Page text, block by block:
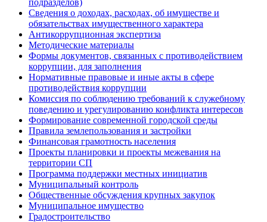
Сведения о доходах, расходах, об имуществе и
обязательствах имущественного характера
Антикоррупционная экспертиза
Методические материалы
Формы документов, связанных с противодействием
коррупции, для заполнения
Нормативные правовые и иные акты в сфере
противодействия коррупции
Комиссия по соблюдению требований к служебному
поведению и урегулированию конфликта интересов
Формирование современной городской среды
Правила землепользования и застройки
Финансовая грамотность населения
Проекты планировки и проекты межевания на
территории СП
Программа поддержки местных инициатив
Муниципальный контроль
Общественные обсуждения крупных закупок
Муниципальное имущество
Градостроительство